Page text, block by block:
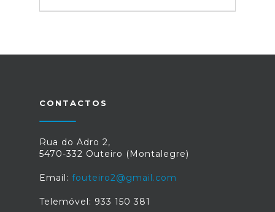
CONTACTOS
Rua do Adro 2,
5470-332 Outeiro (Montalegre)
Email: fouteiro2@gmail.com
Telemóvel: 933 150 381